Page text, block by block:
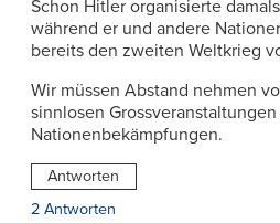
Schon Hitler organisierte
während er und andere
bereits den zweiten Weltkrieg
Wir müssen Abstand nehmen
sinnlosen
Nationenbekämpfungen.
Antworten
2 Antworten